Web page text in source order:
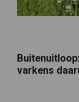
varkens